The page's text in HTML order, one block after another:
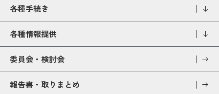
各種手続き
各種情報提供
委員会・検討会
報告書・取りまとめ